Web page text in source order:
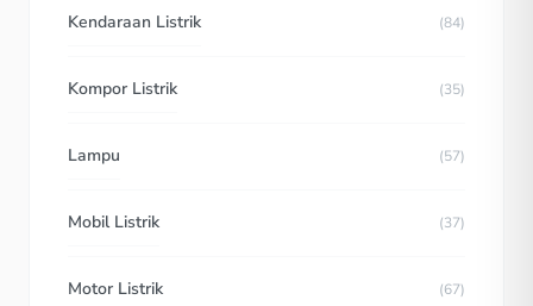
Kendaraan Listrik (84)
Kompor Listrik (35)
Lampu (57)
Mobil Listrik (37)
Motor Listrik (67)